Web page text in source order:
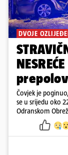
DVOJE
Čovjek je
se u srijedu oko
Odranskom
neutvrđenih
prepolovilo.